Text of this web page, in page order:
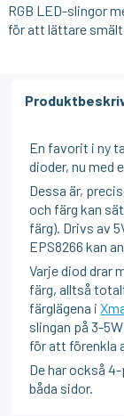
RGB LED-slingor
för att lättare
En favorit i ny
dioder, nu med
Dessa är,
och färg kan
färg). Drivs av
EPS8266 kan
Varje diod drar
färg, alltså
färglägena i
slingan på 3-
för att förenkla
De har också
båda sidor.